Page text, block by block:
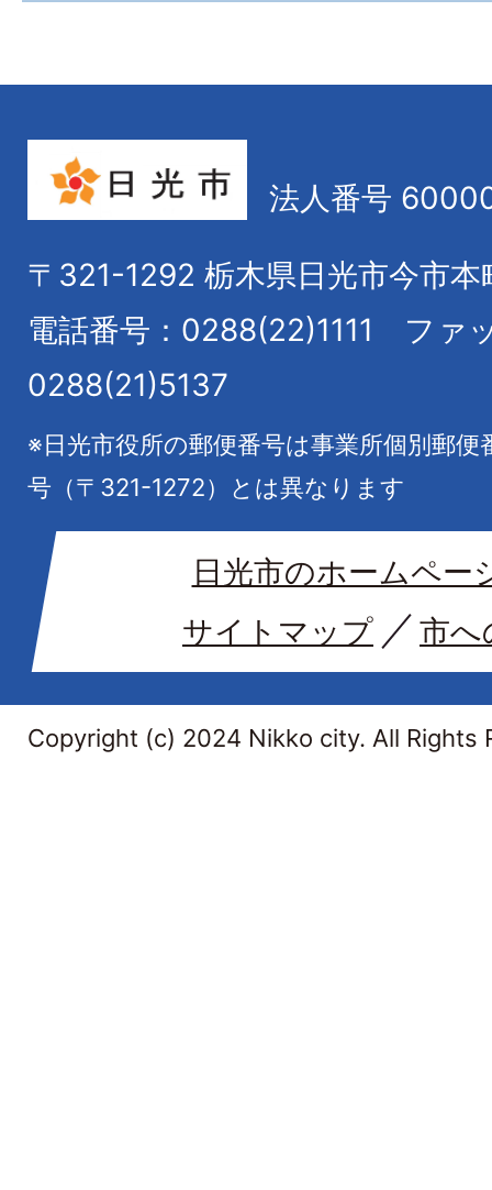
法人番号
〒321-1292 栃木県日光市今市本
電話番号：0288(22)1111
ファ
0288(21)5137
※日光市役所の郵便番号は事業所個別郵
号（〒321-1272）とは異なります
日光市のホームペー
サイトマップ
市へ
Copyright (c) 2024 Nikko city. All Rights